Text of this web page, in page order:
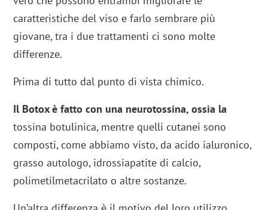
caratteristiche del viso e farlo sembrare più
giovane, tra i due trattamenti ci sono molte
differenze.
Prima di tutto dal punto di vista chimico.
Il Botox è fatto con una neurotossina, ossia la
tossina botulinica, mentre quelli cutanei sono
composti, come abbiamo visto, da acido ialuronico,
grasso autologo, idrossiapatite di calcio,
polimetilmetacrilato o altre sostanze.